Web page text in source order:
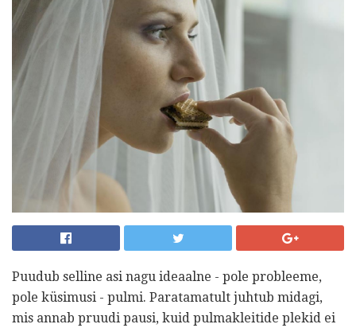
Puudub selline asi nagu ideaalne - pole probleeme,
pole küsimusi - pulmi. Paratamatult juhtub midagi,
mis annab pruudi pausi, kuid pulmakleitide plekid ei